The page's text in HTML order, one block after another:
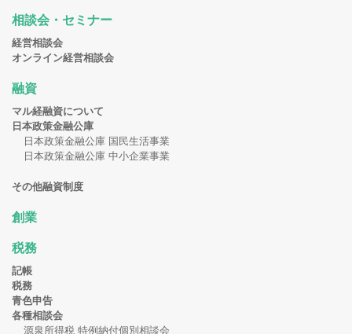
相談会・セミナー
経営相談会
オンライン経営相談会
融資
マル経融資について
日本政策金融公庫
日本政策金融公庫 国民生活事業
日本政策金融公庫 中小企業事業
その他融資制度
創業
税務
記帳
税務
青色申告
各種相談会
源泉所得税 特例納付個別相談会